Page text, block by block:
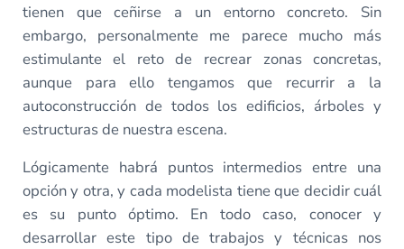
tienen que ceñirse a un entorno concreto. Sin
embargo, personalmente me parece mucho más
estimulante el reto de recrear zonas concretas,
aunque para ello tengamos que recurrir a la
autoconstrucción de todos los edificios, árboles y
estructuras de nuestra escena.
Lógicamente habrá puntos intermedios entre una
opción y otra, y cada modelista tiene que decidir cuál
es su punto óptimo. En todo caso, conocer y
desarrollar este tipo de trabajos y técnicas nos